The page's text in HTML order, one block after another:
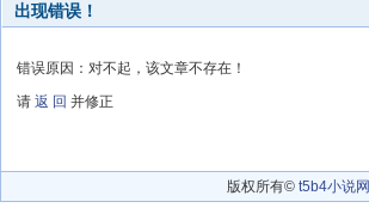
出现错误！
错误原因：对不起，该文章不存在！
请 返 回 并修正
版权所有© t5b4小说网